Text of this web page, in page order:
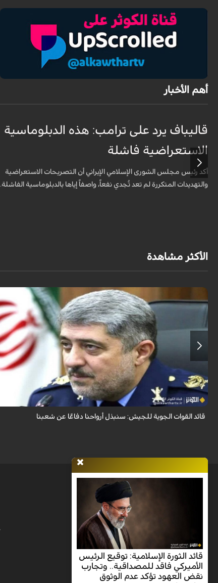
أهم الأخبار
قاليباف يرد على ترامب: هذه الدبلوماسية
الاستعراضية فاشلة
أكد رئيس مجلس الشورى الإسلامي الإيراني أن التصريحات الاستعراضية
والتهديدات المتكررة لم تعد تُجدي نفعاً، واصفاً إياها بالدبلوماسية الفاشلة.
الأكثر مشاهدة
قال قائد القوات الجوية للجيش الايراني العميد الطيار بهمن بهمرد "ان القوات
الجوية للجيش ستبذل الأرواح دفاعًا عن الشعب الإيراني".
قائد القوات الجوية للجيش: سنبذل أرواحنا دفاعًا عن شعبنا
قائد الثورة الإسلامية: توقيع الرئيس
الأميركي فاقد للمصداقية.. وتجارب
نقض العهود تؤكد عدم الوثوق